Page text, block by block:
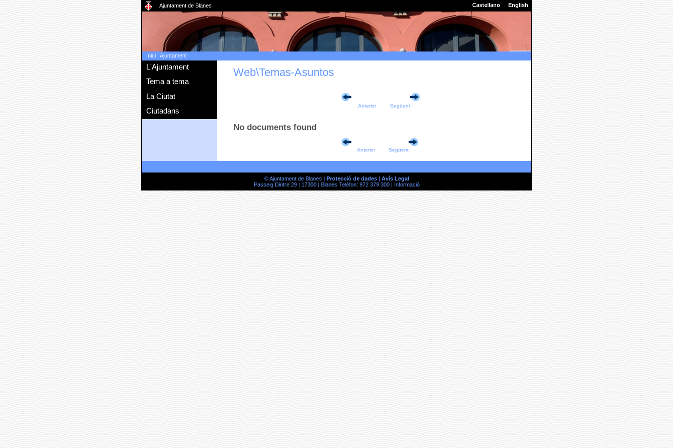
Ajuntament de Blanes Castellano English
Inici: Ajuntament:
L'Ajuntament
Tema a tema
La Ciutat
Ciutadans
Web\Temas-Asuntos
Anterior Següent
No documents found
Anterior Següent
© Ajuntament de Blanes | Protecció de dades| Avís Legal
Passeig Dintre 29 | 17300 | Blanes Telèfon: 972 379 300 | Informació